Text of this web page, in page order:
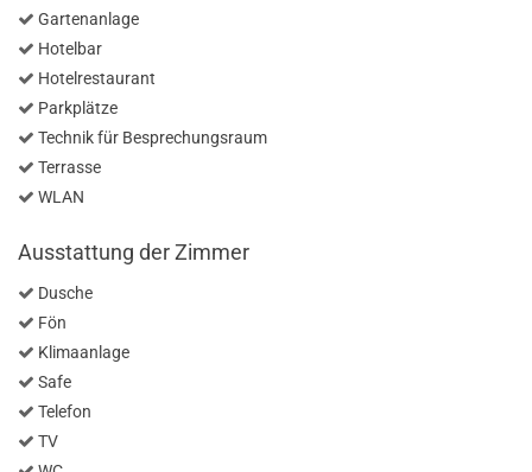
Gartenanlage
Hotelbar
Hotelrestaurant
Parkplätze
Technik für Besprechungsraum
Terrasse
WLAN
Ausstattung der Zimmer
Dusche
Fön
Klimaanlage
Safe
Telefon
TV